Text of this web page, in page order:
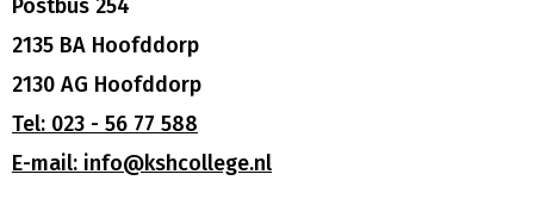
Postbus 254
2135 BA Hoofddorp
2130 AG Hoofddorp
Tel: 023 - 56 77 588
E-mail: info@kshcollege.nl